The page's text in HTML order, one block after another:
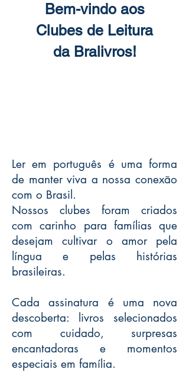
Bem-vindo aos
Clubes de Leitura
da Bralivros!
Ler em português é uma forma
de manter viva a nossa conexão
com o Brasil.
Nossos clubes foram criados
com carinho para famílias que
desejam cultivar o amor pela
língua e pelas histórias
brasileiras.​
Cada assinatura é uma nova
descoberta: livros selecionados
com cuidado, surpresas
encantadoras e momentos
especiais em família.​